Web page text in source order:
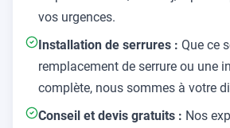
vos urgences.
Installation de serrures : Que ce
remplacement de serrure ou une
complète, nous sommes à votre
Conseil et devis gratuits : Nos